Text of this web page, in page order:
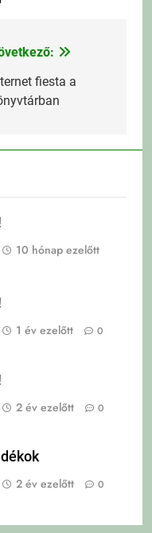
fiesta a
10 hónap ezelőtt
1 év ezelőtt 0
2 év ezelőtt 0
2 év ezelőtt 0